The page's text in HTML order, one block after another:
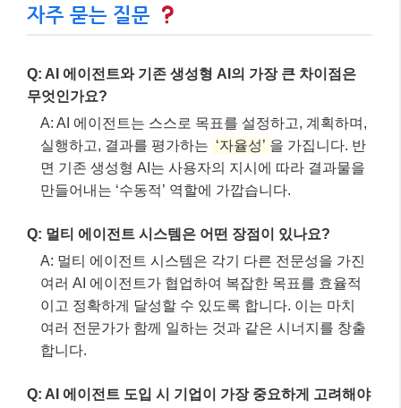
자주 묻는 질문
Q: AI 에이전트와 기존 생성형 AI의 가장 큰 차이점은
무엇인가요?
A: AI 에이전트는 스스로 목표를 설정하고, 계획하며,
실행하고, 결과를 평가하는 ‘자율성’ 을 가집니다. 반
면 기존 생성형 AI는 사용자의 지시에 따라 결과물을
만들어내는 ‘수동적’ 역할에 가깝습니다.
Q: 멀티 에이전트 시스템은 어떤 장점이 있나요?
A: 멀티 에이전트 시스템은 각기 다른 전문성을 가진
여러 AI 에이전트가 협업하여 복잡한 목표를 효율적
이고 정확하게 달성할 수 있도록 합니다. 이는 마치
여러 전문가가 함께 일하는 것과 같은 시너지를 창출
합니다.
Q: AI 에이전트 도입 시 기업이 가장 중요하게 고려해야